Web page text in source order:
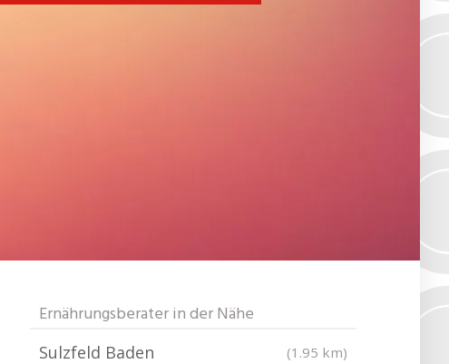
Ernährungsberater in der Nähe
Sulzfeld Baden (1.95 km)